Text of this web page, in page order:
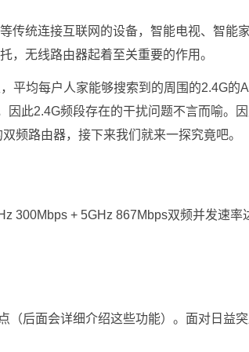
传统连接互联网的设备，智能电视、智能
，无线路由器起着至关重要的作用。
平均每户人家能够搜索到的周围的2.4G的
因此2.4G频段存在的干扰问题不言而喻。
频路由器，接下来我们就来一探究竟吧。
300Mbps + 5GHz 867Mbps双频并发速率
（后面会详细介绍这些功能）。面对日益突